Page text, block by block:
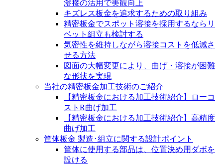
溶接の活用で美観向上
キズレス板金を追求するための取り組み
精密板金でスポット溶接を採用するならリ
ベット組立も検討する
気密性を維持しながら溶接コストを低減さ
せる方法
図面の大幅変更により、曲げ・溶接が困難
な形状を実現
当社の精密板金加工技術のご紹介
【精密板金における加工技術紹介】ローコ
ストR曲げ加工
【精密板金における加工技術紹介】高精度
曲げ加工
筐体板金 製造･組立に関する設計ポイント
筐体に使用する部品は、位置決め用ダボを
設ける